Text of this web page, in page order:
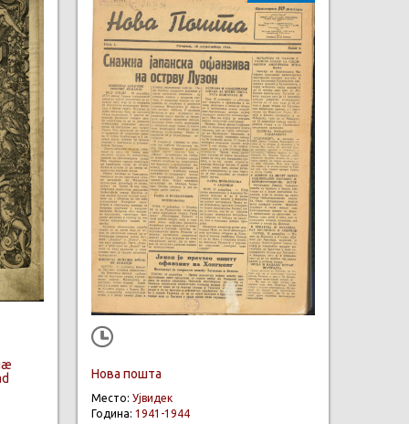
Нова пошта
Место: Ујвидек
Година: 1941-1944